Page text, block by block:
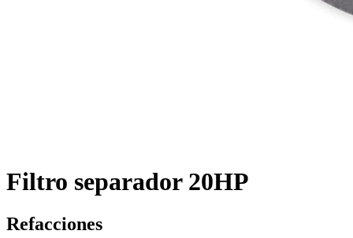
Filtro separador 20HP
Refacciones